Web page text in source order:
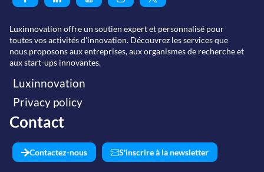
Luxinnovation offre un soutien expert et personnalisé pour
toutes vos activités d'innovation. Découvrez les services que
nous proposons aux entreprises, aux organismes de recherche et
aux start-ups innovantes.
Luxinnovation
Privacy policy
Contact
Contactez-nous S'inscrire à la newsletter